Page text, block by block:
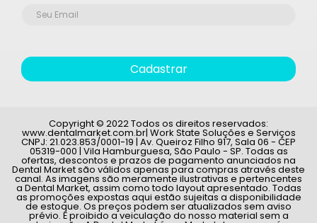
Cadastrar
Copyright © 2022 Todos os direitos reservados:
www.dentalmarket.com.br| Work State Soluções e Serviços
CNPJ: 21.023.853/0001-19 | Av. Queiroz Filho 917, Sala 06 - CEP
05319-000 | Vila Hamburguesa, São Paulo - SP. Todas as
ofertas, descontos e prazos de pagamento anunciados na
Dental Market são válidos apenas para compras através deste
canal. As imagens são meramente ilustrativas e pertencentes
a Dental Market, assim como todo layout apresentado. Todas
as promoções expostas aqui estão sujeitas a disponibilidade
de estoque. Os preços podem ser atualizados sem aviso
prévio. É proibido a veiculação do nosso material sem a